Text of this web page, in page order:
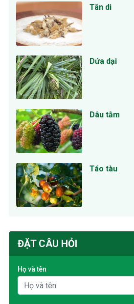
Tân di
Dứa dại
Dâu tằm
Táo tàu
ĐẶT CÂU HỎI
Họ và tên